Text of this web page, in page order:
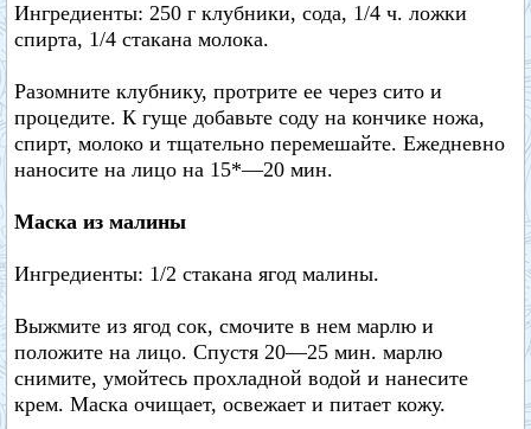
Ингредиенты: 250 г клубники, сода, 1/4 ч. ложки
спирта, 1/4 стакана молока.
Разомните клубнику, протрите ее через сито и
процедите. К гуще добавьте соду на кончике ножа,
спирт, молоко и тщательно перемешайте. Ежедневно
наносите на лицо на 15*—20 мин.
Маска из малины
Ингредиенты: 1/2 стакана ягод малины.
Выжмите из ягод сок, смочите в нем марлю и
положите на лицо. Спустя 20—25 мин. марлю
снимите, умойтесь прохладной водой и нанесите
крем. Маска очищает, освежает и питает кожу.